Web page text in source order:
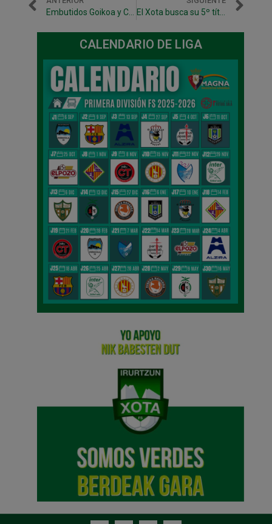
El Xota busca su 5º título de Copa Navarra
CALENDARIO DE LIGA